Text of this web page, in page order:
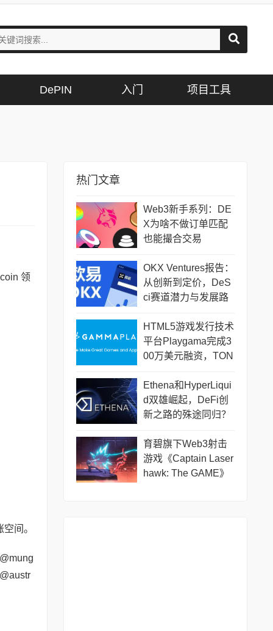
DePIN 入门 项目工具
领
间。
热门文章
Web3新手系列：DE
X为啥不做订单匹配
也能撮合交易
OKX Ventures报告：
从创新到定价，DeS
ci赛道潜力与发展路
HTML5游戏发行技术
平台Playgama完成3
00万美元融资，TON
Ethena和HyperLiqui
d双雄崛起，DeFi创
新之路的殊途同归？
育碧旗下Web3射击
游戏《Captain Laser
hawk: The GAME》